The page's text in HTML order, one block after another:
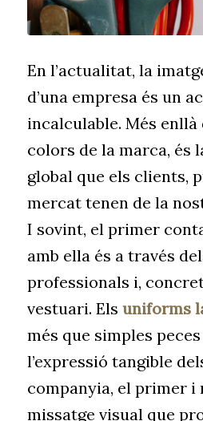
En l’actualitat, la
d’una empresa és un
incalculable. Més
colors de la marca, és
global que els clients,
mercat tenen de la
I sovint, el primer
amb ella és a través
professionals i,
vestuari. Els uniforms
més que simples
l’expressió tangible
companyia, el primer i
missatge visual que